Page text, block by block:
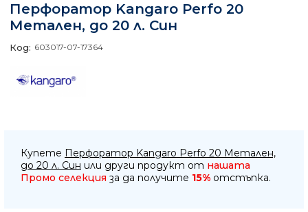
Перфоратор Kangaro Perfo 20
Метален, до 20 л. Син
Код: 603017-07-17364
Купете Перфоратор Kangaro Perfo 20 Метален,
до 20 л. Син или други продукт от нашата
Промо селекция за да получите 15% отстъпка.